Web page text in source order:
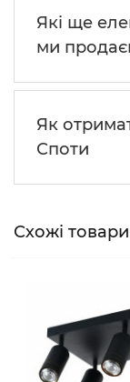
Які ще
ми
Як
Споти
Схожі товари